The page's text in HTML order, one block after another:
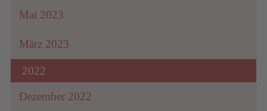
Mai 2023
März 2023
2022
Dezember 2022